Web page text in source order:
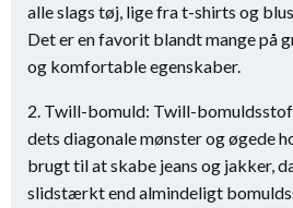
alle slags tøj, lige fra t-shirts og
Det er en favorit blandt mange på
og komfortable egenskaber.
2. Twill-bomuld: Twill-
dets diagonale mønster og øgede
brugt til at skabe jeans og jakker,
slidstærkt end almindeligt